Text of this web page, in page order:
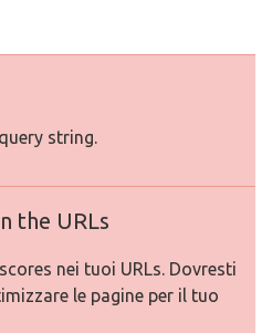
string.
the URLs
nei tuoi URLs. Dovresti
le pagine per il tuo